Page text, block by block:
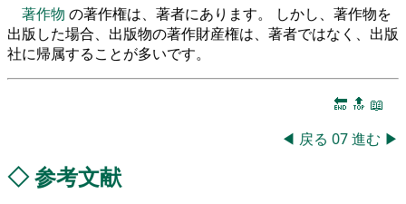
著作物 の著作権は、著者にあります。 しかし、著作物を
出版した場合、出版物の著作財産権は、著者ではなく、出版
社に帰属することが多いです。
🔚 🔝 📖
◀ 戻る 07進む ▶
◇参考文献